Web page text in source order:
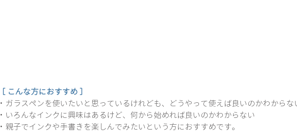
［ こんな方におすすめ ］
・ ガラスペンを使いたいと思っているけれども、どうやって使えば良いのかわからな
・いろんなインクに興味はあるけど、何から始めれば良いのかわからない
・親子でインクや手書きを楽しんでみたいという方におすすめです。